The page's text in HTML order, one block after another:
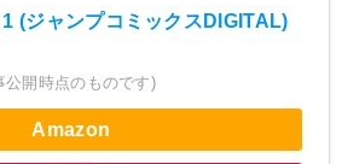
(ジャンプコミックスDIGITAL)
公開時点のものです)
Amazon